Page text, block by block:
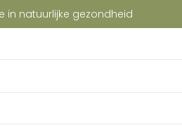
in natuurlijke gezondheid